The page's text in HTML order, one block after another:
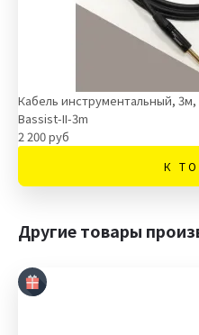
Кабель инструментальный,
Bassist-II-3m
2 200 руб
К
Другие товары